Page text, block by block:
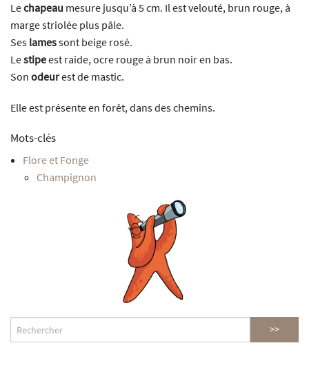
Lechapeau mesure jusqu’à 5 cm. Il est velouté, brun rouge, à
marge striolée plus pâle.
Ses lamessont beige rosé.
Lestipeest raide, ocre rouge à brun noir en bas.
Son odeurest de mastic.
Elle est présente en forêt, dans des chemins.
Mots-clés
Flore et Fonge
Champignon